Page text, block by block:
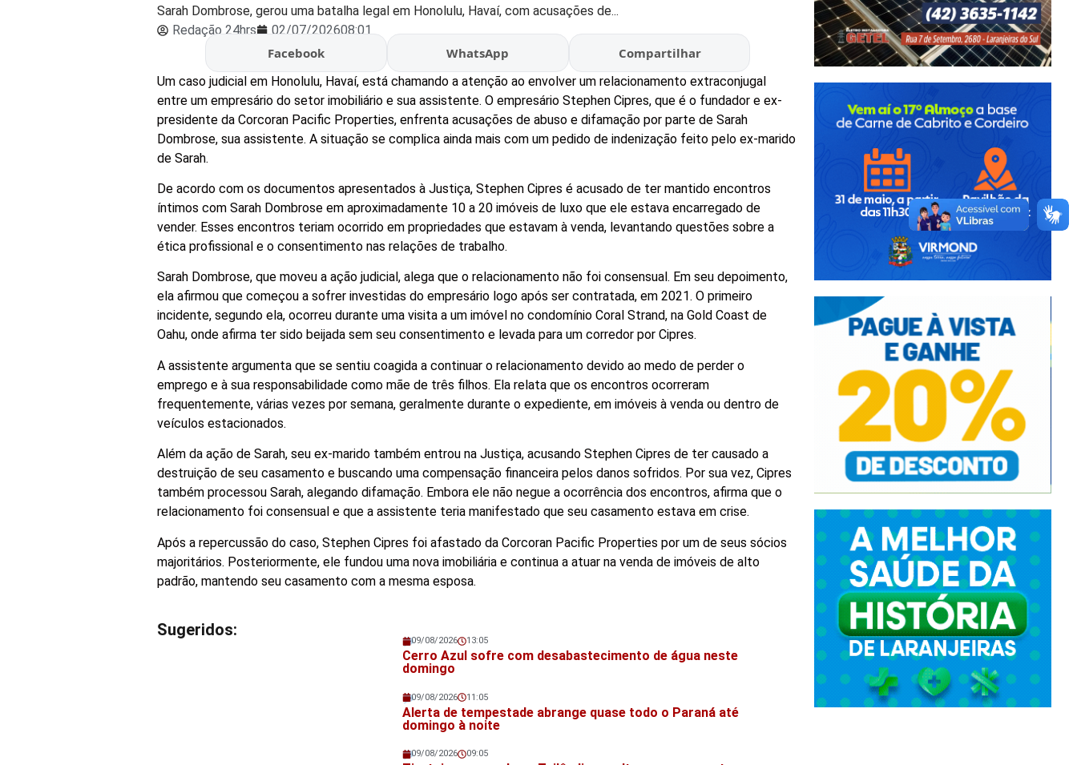
Sarah Dombrose, gerou uma batalha legal em Honolulu, Havaí, com acusações de...
Redação 24hrs
02/07/202608:01
Facebook WhatsApp Compartilhar
Um caso judicial em Honolulu, Havaí, está chamando a atenção ao envolver um relacionamento extraconjugal
entre um empresário do setor imobiliário e sua assistente. O empresário Stephen Cipres, que é o fundador e ex-
presidente da Corcoran Pacific Properties, enfrenta acusações de abuso e difamação por parte de Sarah
Dombrose, sua assistente. A situação se complica ainda mais com um pedido de indenização feito pelo ex-marido
de Sarah.
De acordo com os documentos apresentados à Justiça, Stephen Cipres é acusado de ter mantido encontros
íntimos com Sarah Dombrose em aproximadamente 10 a 20 imóveis de luxo que ele estava encarregado de
vender. Esses encontros teriam ocorrido em propriedades que estavam à venda, levantando questões sobre a
ética profissional e o consentimento nas relações de trabalho.
Sarah Dombrose, que moveu a ação judicial, alega que o relacionamento não foi consensual. Em seu depoimento,
ela afirmou que começou a sofrer investidas do empresário logo após ser contratada, em 2021. O primeiro
incidente, segundo ela, ocorreu durante uma visita a um imóvel no condomínio Coral Strand, na Gold Coast de
Oahu, onde afirma ter sido beijada sem seu consentimento e levada para um corredor por Cipres.
A assistente argumenta que se sentiu coagida a continuar o relacionamento devido ao medo de perder o
emprego e à sua responsabilidade como mãe de três filhos. Ela relata que os encontros ocorreram
frequentemente, várias vezes por semana, geralmente durante o expediente, em imóveis à venda ou dentro de
veículos estacionados.
Além da ação de Sarah, seu ex-marido também entrou na Justiça, acusando Stephen Cipres de ter causado a
destruição de seu casamento e buscando uma compensação financeira pelos danos sofridos. Por sua vez, Cipres
também processou Sarah, alegando difamação. Embora ele não negue a ocorrência dos encontros, afirma que o
relacionamento foi consensual e que a assistente teria manifestado que seu casamento estava em crise.
Após a repercussão do caso, Stephen Cipres foi afastado da Corcoran Pacific Properties por um de seus sócios
majoritários. Posteriormente, ele fundou uma nova imobiliária e continua a atuar na venda de imóveis de alto
padrão, mantendo seu casamento com a mesma esposa.
Sugeridos:
Veja também!
09/08/2026 13:05
Cerro Azul sofre com desabastecimento de água neste
domingo
Veja também!
09/08/2026 11:05
Alerta de tempestade abrange quase todo o Paraná até
domingo à noite
Veja também!
09/08/2026 09:05